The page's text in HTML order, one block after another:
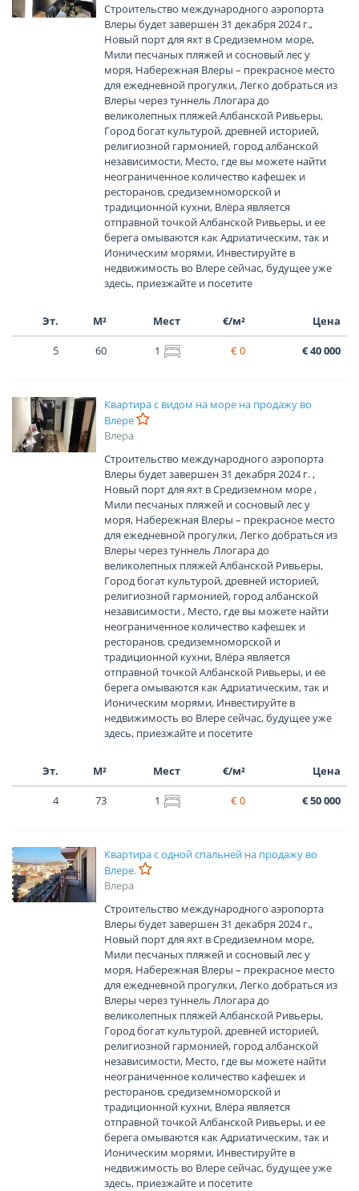
Строительство международного аэропорта
Влеры будет завершен 31 декабря 2024 г.,
Новый порт для яхт в Средиземном море,
Мили песчаных пляжей и сосновый лес у
моря, Набережная Влеры – прекрасное место
для ежедневной прогулки, Легко добраться из
Влеры через туннель Ллогара до
великолепных пляжей Албанской Ривьеры,
Город богат культурой, древней историей,
религиозной гармонией, город албанской
независимости, Место, где вы можете найти
неограниченное количество кафешек и
ресторанов, средиземноморской и
традиционной кухни, Влёра является
отправной точкой Албанской Ривьеры, и ее
берега омываются как Адриатическим, так и
Ионическим морями, Инвестируйте в
недвижимость во Влере сейчас, будущее уже
здесь, приезжайте и посетите
Эт. М² Мест €/м² Цена
5 60 1 € 0 € 40 000
Квартира с видом на море на продажу во
Влере
Влера
Строительство международного аэропорта
Влеры будет завершен 31 декабря 2024 г. ,
Новый порт для яхт в Средиземном море ,
Мили песчаных пляжей и сосновый лес у
моря, Набережная Влеры – прекрасное место
для ежедневной прогулки, Легко добраться из
Влеры через туннель Ллогара до
великолепных пляжей Албанской Ривьеры,
Город богат культурой, древней историей,
религиозной гармонией, город албанской
независимости , Место, где вы можете найти
неограниченное количество кафешек и
ресторанов, средиземноморской и
традиционной кухни, Влёра является
отправной точкой Албанской Ривьеры, и ее
берега омываются как Адриатическим, так и
Ионическим морями, Инвестируйте в
недвижимость во Влере сейчас, будущее уже
здесь, приезжайте и посетите
Эт. М² Мест €/м² Цена
4 73 1 € 0 € 50 000
Квартира с одной спальней на продажу во
Влере.
Влера
Строительство международного аэропорта
Влеры будет завершен 31 декабря 2024 г.,
Новый порт для яхт в Средиземном море,
Мили песчаных пляжей и сосновый лес у
моря, Набережная Влеры – прекрасное место
для ежедневной прогулки, Легко добраться из
Влеры через туннель Ллогара до
великолепных пляжей Албанской Ривьеры,
Город богат культурой, древней историей,
религиозной гармонией, город албанской
независимости, Место, где вы можете найти
неограниченное количество кафешек и
ресторанов, средиземноморской и
традиционной кухни, Влёра является
отправной точкой Албанской Ривьеры, и ее
берега омываются как Адриатическим, так и
Ионическим морями, Инвестируйте в
недвижимость во Влере сейчас, будущее уже
здесь, приезжайте и посетите